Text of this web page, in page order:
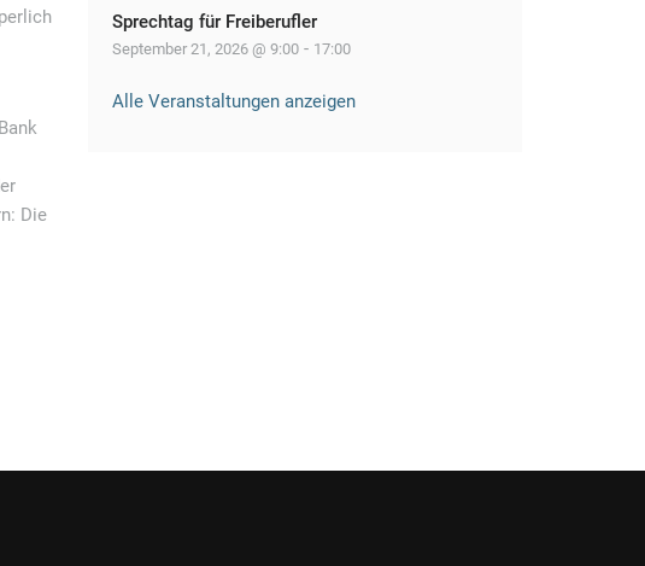
Die
Sprechtag für Freiberufler
September 21, 2026 @ 9:00 - 17:00
Alle Veranstaltungen anzeigen